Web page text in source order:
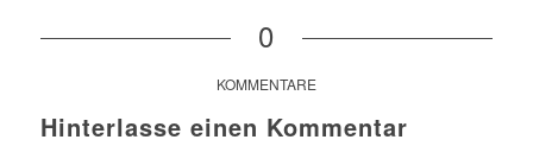
0
KOMMENTARE
Hinterlasse einen Kommentar